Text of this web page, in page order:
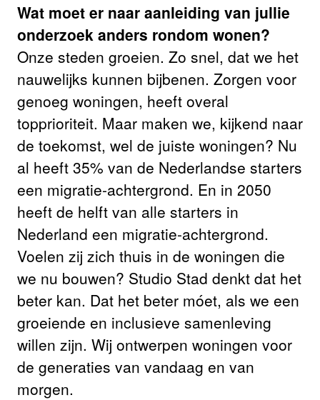
Wat moet er naar aanleiding van jullie
onderzoek anders rondom wonen?
Onze steden groeien. Zo snel, dat we het
nauwelijks kunnen bijbenen. Zorgen voor
genoeg woningen, heeft overal
topprioriteit. Maar maken we, kijkend naar
de toekomst, wel de juiste woningen? Nu
al heeft 35% van de Nederlandse starters
een migratie-achtergrond. En in 2050
heeft de helft van alle starters in
Nederland een migratie-achtergrond.
Voelen zij zich thuis in de woningen die
we nu bouwen? Studio Stad denkt dat het
beter kan. Dat het beter móet, als we een
groeiende en inclusieve samenleving
willen zijn. Wij ontwerpen woningen voor
de generaties van vandaag en van
morgen.